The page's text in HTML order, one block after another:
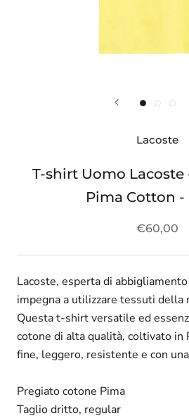
Lacoste
T-shirt Uomo Lacoste
Pima Cotton -
€60,00
Lacoste, esperta di
impegna a utilizzare tessuti della
Questa t-shirt versatile ed
cotone di alta qualità, coltivato in
fine, leggero, resistente e con
Pregiato cotone Pima
Taglio dritto, regular